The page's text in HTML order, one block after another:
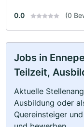
0.0 (0
Jobs in
Teilzeit,
Aktuelle
Ausbildung oder
Quereinsteiger